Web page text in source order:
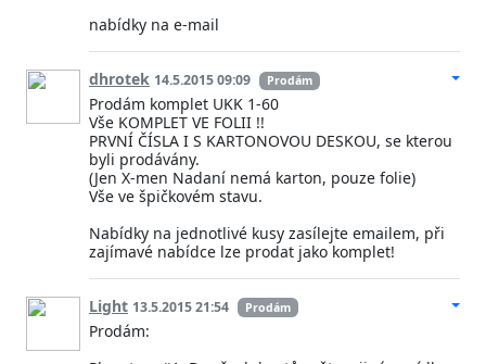
nabídky na e-mail
dhrotek 14.5.2015 09:09 Prodám
Prodám komplet UKK 1-60
Vše KOMPLET VE FOLII !!
PRVNÍ ČÍSLA I S KARTONOVOU DESKOU, se kterou
byli prodávány.
(Jen X-men Nadaní nemá karton, pouze folie)
Vše ve špičkovém stavu.
Nabídky na jednotlivé kusy zasílejte emailem, při
zajímavé nabídce lze prodat jako komplet!
Light 13.5.2015 21:54 Prodám
Prodám: